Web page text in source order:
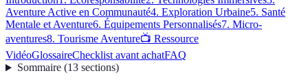
Aventure Active en Communauté4. Exploration Urbaine5. Santé
Mentale et Aventure6. Équipements Personnalisés7. Micro-
aventures8. Tourisme Aventure📺 Ressource
VidéoGlossaireChecklist avant achatFAQ
Sommaire(13 sections)